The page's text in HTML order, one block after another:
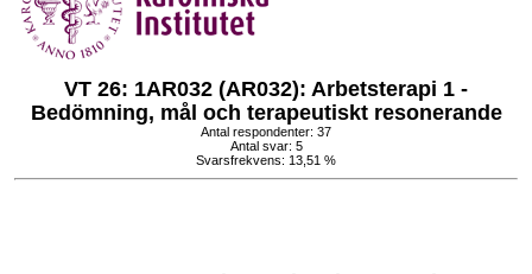
VT 26: 1AR032 (AR032): Arbetsterapi 1 -
Bedömning, mål och terapeutiskt resonerande
Antal respondenter: 37
Antal svar: 5
Svarsfrekvens: 13,51 %